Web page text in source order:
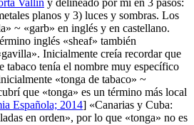
Vallín y delineado por mí en 3 pasos:
planos y 3) luces y sombras. Los
» ~ «garb» en inglés y en castellano.
inglés «sheaf» también
gavilla». Inicialmente creía recordar que
tabaco tenía el nombre muy específico
«tonga de tabaco» ~
que «tonga» es un término más local
Española; 2014] «Canarias y Cuba:
en orden», por lo que «tonga» no es